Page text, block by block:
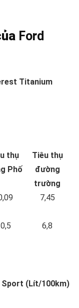
Ford
Titanium
thụ
Phố
Tiêu thụ
đường
trường
7,45
6,8
Sport (Lít/100km)